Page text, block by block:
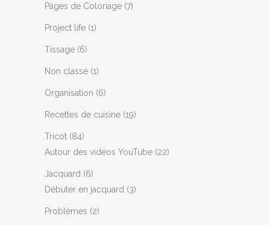
Pages de Coloriage (7)
Project life (1)
Tissage (6)
Non classé (1)
Organisation (6)
Recettes de cuisine (19)
Tricot (84)
Autour des vidéos YouTube (22)
Jacquard (6)
Débuter en jacquard (3)
Problèmes (2)